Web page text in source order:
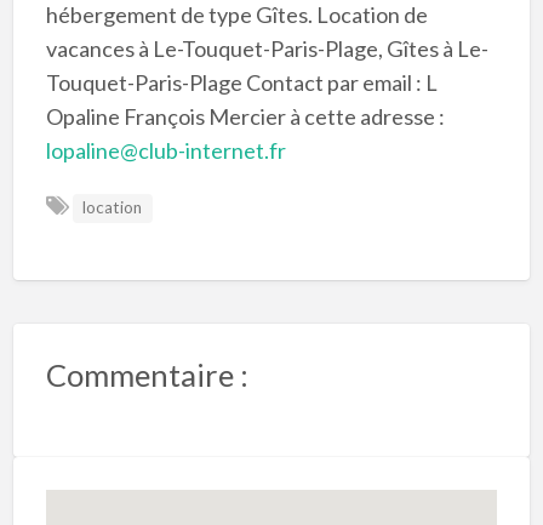
hébergement de type Gîtes. Location de
vacances à Le-Touquet-Paris-Plage, Gîtes à Le-
Touquet-Paris-Plage Contact par email : L
Opaline François Mercier à cette adresse :
lopaline@club-internet.fr
location
Commentaire :